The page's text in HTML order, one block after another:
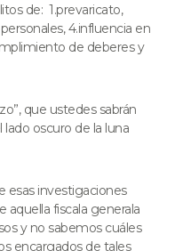
de: 1.prevaricato,
4.influencia en
de deberes y
que ustedes sabrán
oscuro de la luna
esas investigaciones
aquella fiscala generala
y no sabemos cuáles
encargados de tales